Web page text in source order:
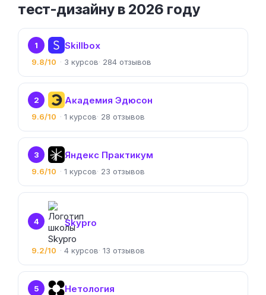
тест-дизайну в 2026 году
1 Skillbox
9.8/10 3 284
2 Академия Эдюсон
9.6/10 1 28
3 Яндекс Практикум
9.6/10 1 23
4 Skypro
9.2/10 4 13
5 Нетология